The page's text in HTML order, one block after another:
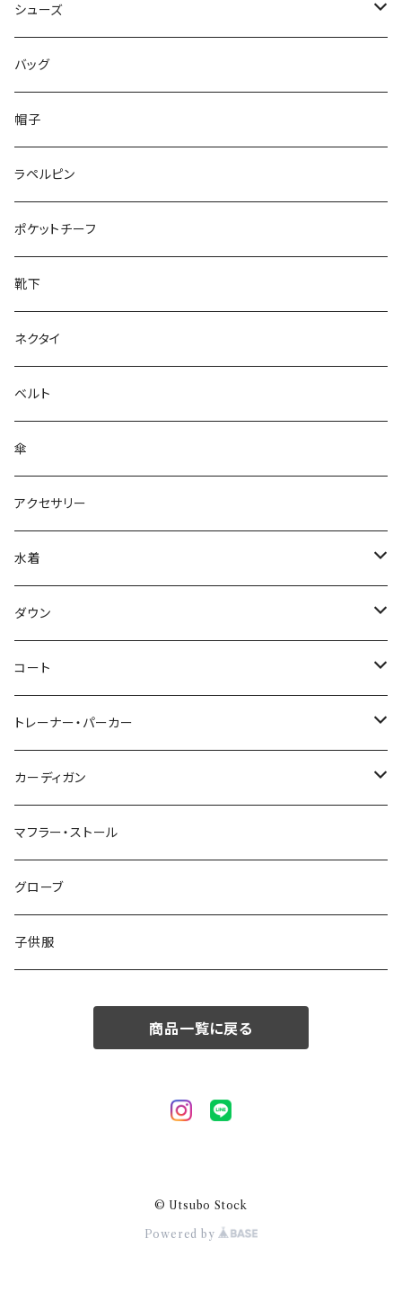
50/XL～
48/L
50/XL～
46/M
48/L
50/XL～
～44/S
46/M
48/L
50/XL～
シューズ
～25.5cm
26cm～
27cm～
28cm～
バッグ
帽子
ラペルピン
ポケットチーフ
靴下
ネクタイ
ベルト
傘
アクセサリー
水着
～44/S
46/M
48/L
50/XL～
ダウン
～44/S
46/M
48/L
50/XL～
コート
～44/S
46/M
48/L
50/XL～
トレーナー・パーカー
～44/S
46/M
48/L
50/XL～
カーディガン
～44/S
46/M
48/L
マフラー・ストール
グローブ
子供服
商品一覧に戻る
© Utsubo Stock
Powered by